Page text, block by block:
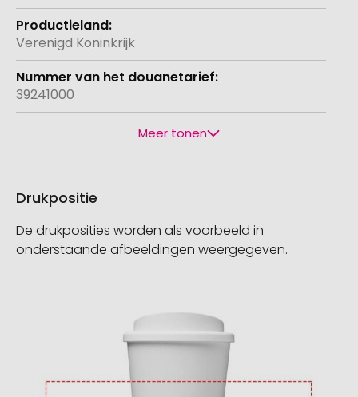
Verenigd Koninkrijk
39241000
Meer tonen
Drukpositie
De drukposities worden als voorbeeld in
onderstaande afbeeldingen weergegeven.